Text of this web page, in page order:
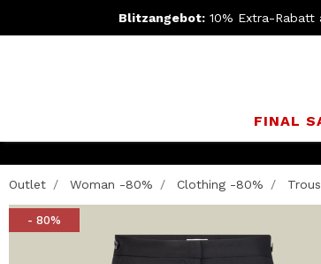
Blitzangebot: 10% Extra-Rabatt
FINAL
Outlet Woman -80% Clothing -80%
- 80%